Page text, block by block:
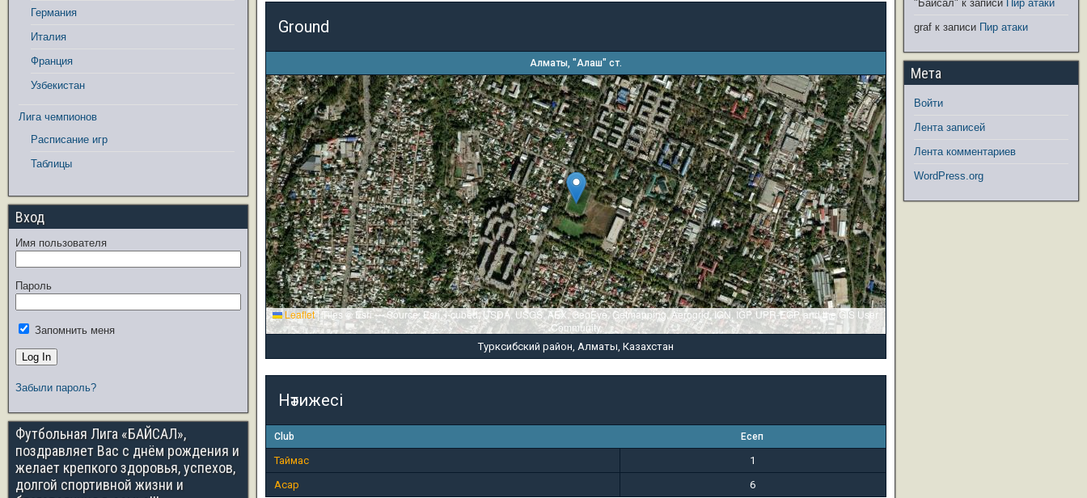
Ground
Алматы, "Алаш" ст.
Leaflet|Tiles © Esri — Source: Esri, i-cubed, USDA, USGS, AEX, GeoEye, Getmapping, Aerogrid, IGN, IGP, UPR-EGP, and the GIS User
Community
Турксибский район, Алматы, Казахстан
Нәтижесі
Club Есеп
Таймас
1
Асар
6
Германия
Италия
Франция
Узбекистан
Лига чемпионов
Расписание игр
Таблицы
Вход
Имя пользователя
Пароль
Запомнить меня
Забыли пароль?
Футбольная Лига «БАЙСАЛ»,
поздравляет Вас с днём рождения и
желает крепкого здоровья, успехов,
долгой спортивной жизни и
"Байсал" к записи Пир атаки
graf к записи Пир атаки
Мета
Войти
Лента записей
Лента комментариев
WordPress.org